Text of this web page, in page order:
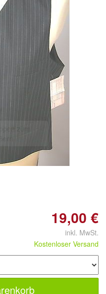
zum
19,00 €
inkl. MwSt.
Kostenloser Versand